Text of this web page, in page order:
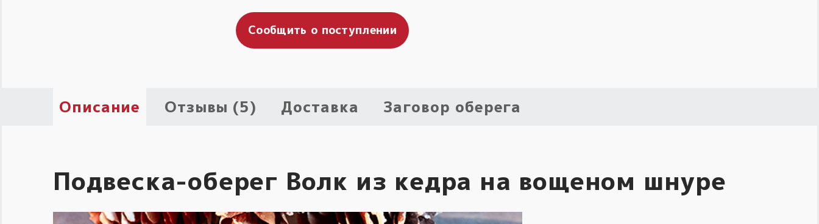
Сообщить о поступлении
Описание Отзывы (5) Доставка Заговор оберега
Подвеска-оберег Волк из кедра на вощеном шнуре